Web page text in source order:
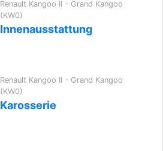
Renault Kangoo II - Grand Kangoo
(KW0)
Innenausstattung
Renault Kangoo II - Grand Kangoo
(KW0)
Karosserie